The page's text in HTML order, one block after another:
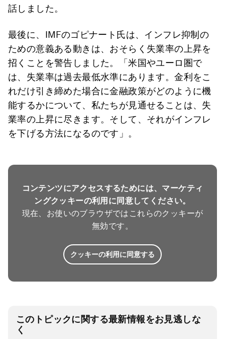
話しました。
最後に、IMFのゴピナート氏は、インフレ抑制の
ための意義ある動きは、おそらく失業率の上昇を
招くことを警告しました。「米国やユーロ圏で
は、失業率は過去最低水準にあります。金利をこ
れだけ引き締めた場合に金融政策がどのように機
能するかについて、私たちが見通せることは、失
業率の上昇に尽きます。そして、それがインフレ
を下げる方法になるのです」。
コンテンツにアクセスするためには、マーケティ
ングクッキーの利用に同意してください。
現在、お使いのブラウザではこれらのクッキーが
無効です。
クッキーの利用に同意する
このトピックに関する最新情報をお見逃しな
く